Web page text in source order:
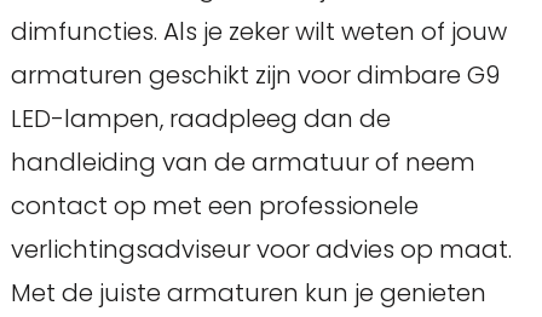
dimfuncties. Als je zeker wilt weten of jouw
armaturen geschikt zijn voor dimbare G9
LED-lampen, raadpleeg dan de
handleiding van de armatuur of neem
contact op met een professionele
verlichtingsadviseur voor advies op maat.
Met de juiste armaturen kun je genieten